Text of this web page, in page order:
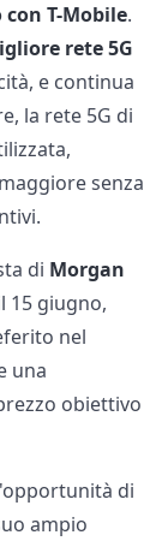
T-Mobile.
rete 5G
e continua
la rete 5G di
senza
di Morgan
15 giugno,
nel
una
obiettivo
di
ampio